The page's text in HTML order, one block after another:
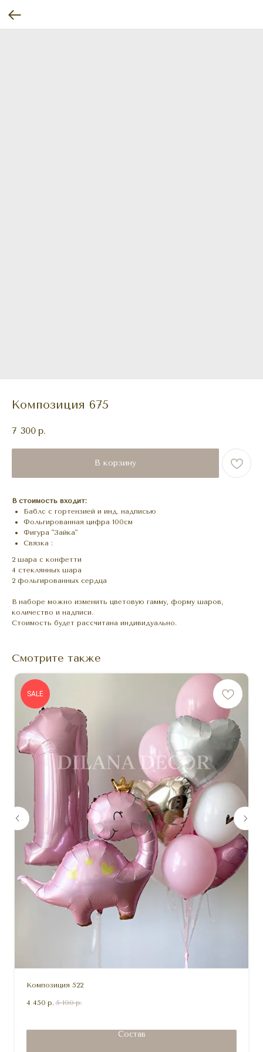
Композиция 675
7 300 р.
В корзину
В стоимость входит:
Баблс с гортензией и инд. надписью
Фольгированная цифра 100см
Фигура "Зайка"
Связка :
2 шара с конфетти
4 стеклянных шара
2 фольгированных сердца
В наборе можно изменить цветовую гамму, форму шаров,
количество и надписи.
Стоимость будет рассчитана индивидуально.
Смотрите также
SALE
Композиция 522
4 450 р. 5 190 р.
Состав